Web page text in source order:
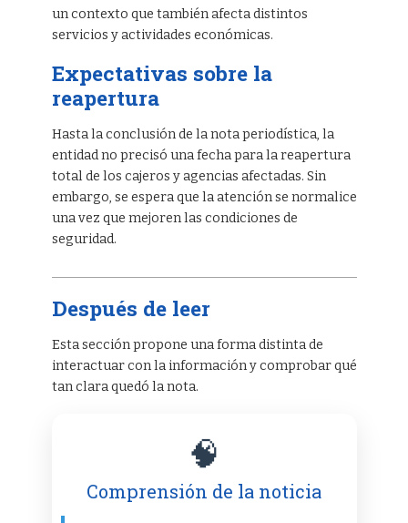
un contexto que también afecta distintos
servicios y actividades económicas.
Expectativas sobre la
reapertura
Hasta la conclusión de la nota periodística, la
entidad no precisó una fecha para la reapertura
total de los cajeros y agencias afectadas. Sin
embargo, se espera que la atención se normalice
una vez que mejoren las condiciones de
seguridad.
Después de leer
Esta sección propone una forma distinta de
interactuar con la información y comprobar qué
tan clara quedó la nota.
🧠
Comprensión de la noticia